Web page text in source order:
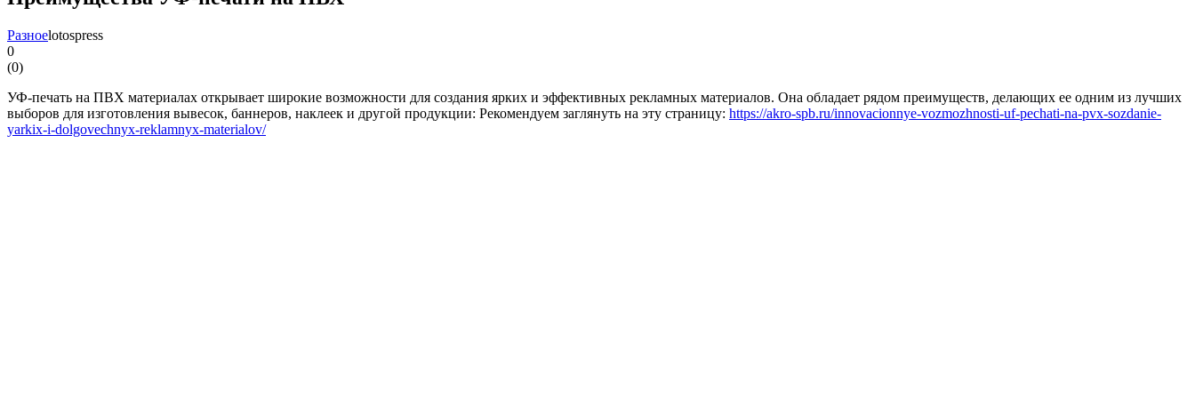
Разноеlotospress
0
(0)
УФ-печать на ПВХ материалах открывает широкие возможности для создания ярких и эффективных рекламных материалов. Она обладает рядом преимуществ, делающих ее одним из лучших
выборов для изготовления вывесок, баннеров, наклеек и другой продукции: Рекомендуем заглянуть на эту страницу: https://akro-spb.ru/innovacionnye-vozmozhnosti-uf-pechati-na-pvx-sozdanie-
yarkix-i-dolgovechnyx-reklamnyx-materialov/